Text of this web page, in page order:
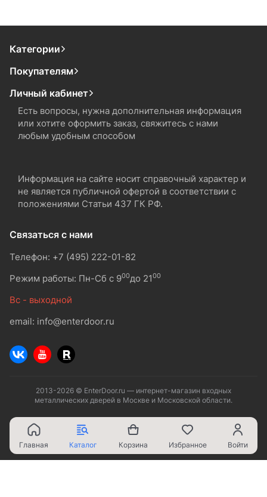
Категории
Покупателям
Личный кабинет
Есть вопросы, нужна дополнительная информация
или хотите оформить заказ, свяжитесь с нами
любым удобным способом
Информация на сайте носит справочный характер и
не является публичной офертой в соответствии с
положениями Статьи 437 ГК РФ.
Связаться с нами
Телефон: +7 (495) 222-01-82
Режим работы: Пн-Сб с 900до 2100
Вс - выходной
email: info@enterdoor.ru
2013-2026 © EnterDoor.ru — интернет-магазин входных
металлических дверей в Москве и Московской области.
Главная Каталог Корзина Избранное Войти